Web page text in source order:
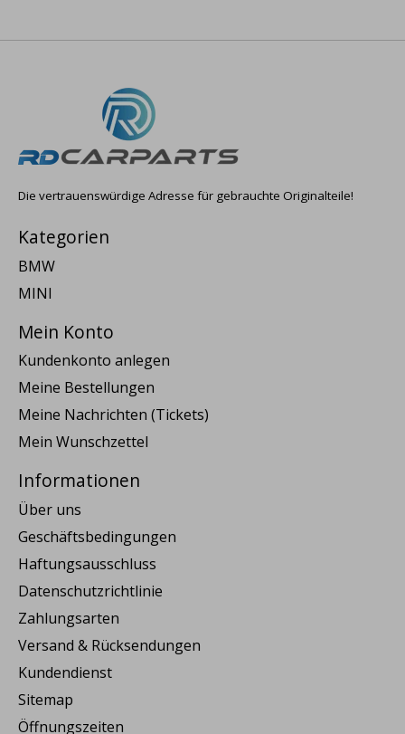
Die vertrauenswürdige Adresse für gebrauchte Originalteile!
Kategorien
BMW
MINI
Mein Konto
Kundenkonto anlegen
Meine Bestellungen
Meine Nachrichten (Tickets)
Mein Wunschzettel
Informationen
Über uns
Geschäftsbedingungen
Haftungsausschluss
Datenschutzrichtlinie
Zahlungsarten
Versand & Rücksendungen
Kundendienst
Sitemap
Öffnungszeiten